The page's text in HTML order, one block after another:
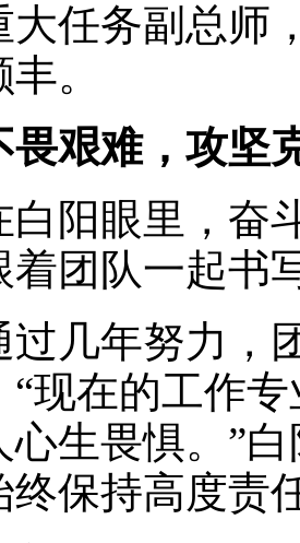
大任务副总师
。
难，攻坚
眼里，奋斗
着团队一起书
年努力，团
“现在的工作
心生畏惧。”
终保持高度责